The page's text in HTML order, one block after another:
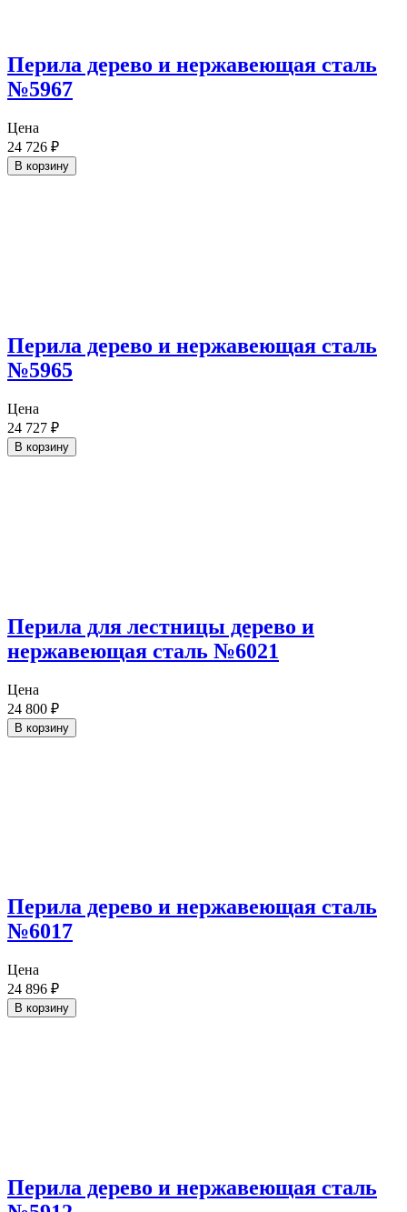
Перила дерево и нержавеющая сталь
№5967
Цена
24 726 ₽
В корзину
Перила дерево и нержавеющая сталь
№5965
Цена
24 727 ₽
В корзину
Перила для лестницы дерево и
нержавеющая сталь №6021
Цена
24 800 ₽
В корзину
Перила дерево и нержавеющая сталь
№6017
Цена
24 896 ₽
В корзину
Перила дерево и нержавеющая сталь